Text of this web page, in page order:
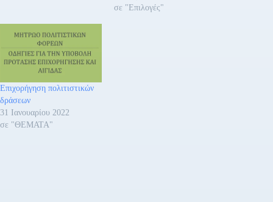
σε "Επιλογές"
Επιχορήγηση πολιτιστικών
δράσεων
31 Ιανουαρίου 2022
σε "ΘΕΜΑΤΑ"